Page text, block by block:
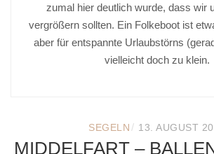
zumal hier deutlich wurde, dass wir
vergrößern sollten. Ein Folkeboot ist
aber für entspannte Urlaubstörns
vielleicht doch zu klein.
SEGELN / 13. AUGUST
MIDDELFART –